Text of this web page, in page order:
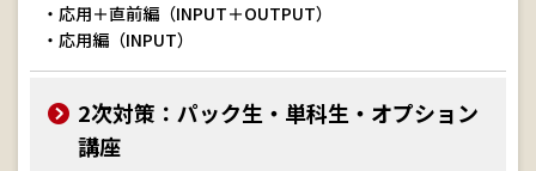
・応用＋直前編（INPUT＋OUTPUT）
・応用編（INPUT）
2次対策：パック生・単科生・オプション
講座